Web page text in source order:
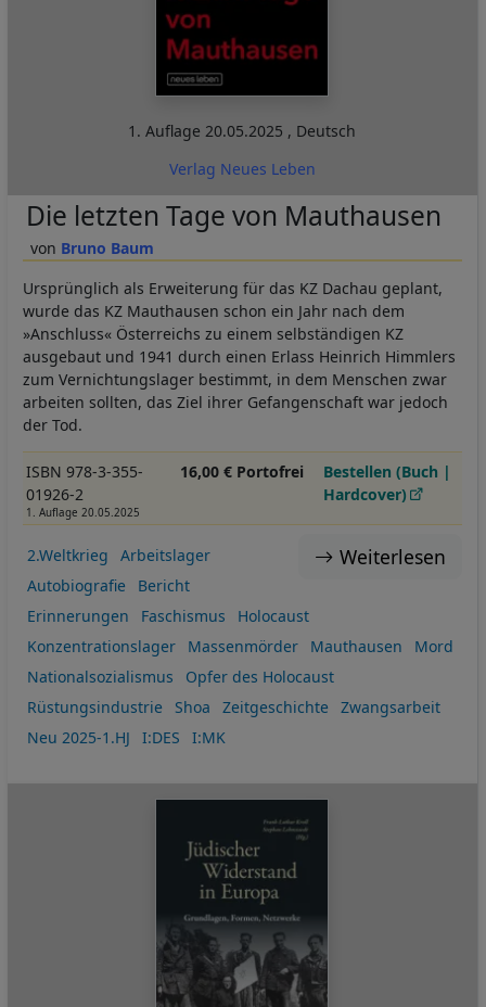
1. Auflage 20.05.2025 , Deutsch
Verlag Neues Leben
Bruno Baum
Die letzten Tage von Mauthausen
Ursprünglich als Erweiterung für das KZ Dachau geplant,
wurde das KZ Mauthausen schon ein Jahr nach dem
»Anschluss« Österreichs zu einem selbständigen KZ
ausgebaut und 1941 durch einen Erlass Heinrich Himmlers
zum Vernichtungslager bestimmt, in dem Menschen zwar
arbeiten sollten, das Ziel ihrer Gefangenschaft war jedoch
der Tod.
ISBN 978-3-355-
01926-2
1. Auflage 20.05.2025
16,00 € Portofrei
Bestellen (Buch |
Hardcover)
Weiterlesen
2.Weltkrieg
Arbeitslager
Autobiografie
Bericht
Erinnerungen
Faschismus
Holocaust
Konzentrationslager
Massenmörder Mauthausen
Mord
Nationalsozialismus
Opfer des Holocaust
Rüstungsindustrie
Shoa Zeitgeschichte
Zwangsarbeit
Neu 2025-1.HJ
I:DES I:MK